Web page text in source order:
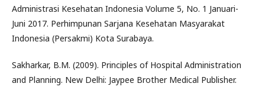
Administrasi Kesehatan Indonesia Volume 5, No. 1 Januari-
Juni 2017. Perhimpunan Sarjana Kesehatan Masyarakat
Indonesia (Persakmi) Kota Surabaya.
Sakharkar, B.M. (2009). Principles of Hospital Administration
and Planning. New Delhi: Jaypee Brother Medical Publisher.